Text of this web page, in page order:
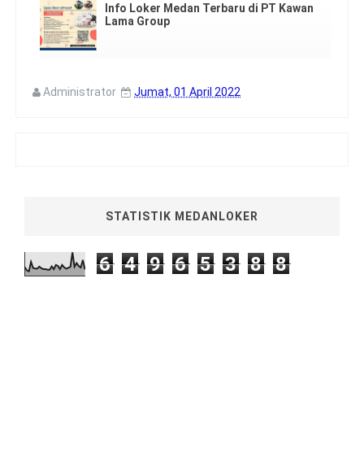
Info Loker Medan Terbaru di PT Kawan
Lama Group
Administrator Jumat, 01 April 2022
STATISTIK MEDANLOKER
6 4 9 6 5 3 8 8